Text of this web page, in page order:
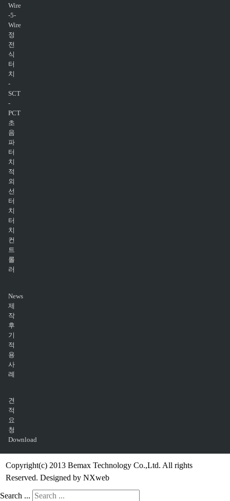
Wire
-5-
Wire
정
전
식
터
치
-
SCT
-
PCT
초
음
파
터
치
적
외
선
터
치
터
치
컨
트
롤
러
News
제
작
후
기
적
용
사
례
견
적
요
청
Download
Copyright(c) 2013 Bemax Technology Co.,Ltd. All rights
Reserved. Designed by NXweb
Search ...